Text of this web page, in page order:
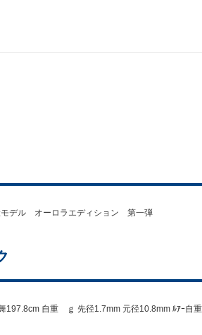
モデル オーロラエディション 第一弾
197.8cm 自重 ｇ 先径1.7mm 元径10.8mm ﾙｱｰ自